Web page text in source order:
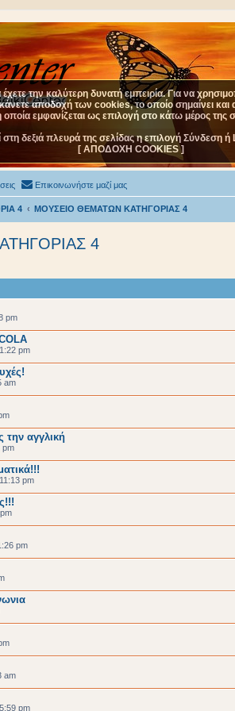
Επικοινωνήστε μαζί μας
4 ΜΟΥΣΕΙΟ ΘΕΜΑΤΩΝ ΚΑΤΗΓΟΡΙΑΣ 4
4
pm
pm
am
την αγγλική
pm
pm
pm
am
pm
την καλύτερη δυνατή εμπειρία. Για να
αποδοχή των cookies, το οποίο σημαίνει και
οποία εμφανίζεται ως επιλογή στο κάτω μέρος της
δεξιά πλευρά της σελίδας η επιλογή Σύνδεση
[ ΑΠΟΔΟΧΗ COOKIES ]